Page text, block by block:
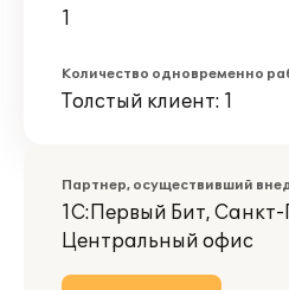
1
Количество одновременно
Толстый клиент: 1
Партнер, осуществивший
1С:Первый Бит, Санкт-
Центральный офис